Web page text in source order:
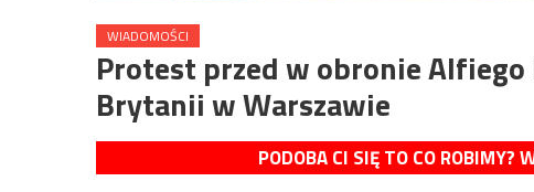
WIADOMOŚCI
Protest przed w obronie
Brytanii w Warszawie
PODOBA CI SIĘ TO CO ROBIMY?